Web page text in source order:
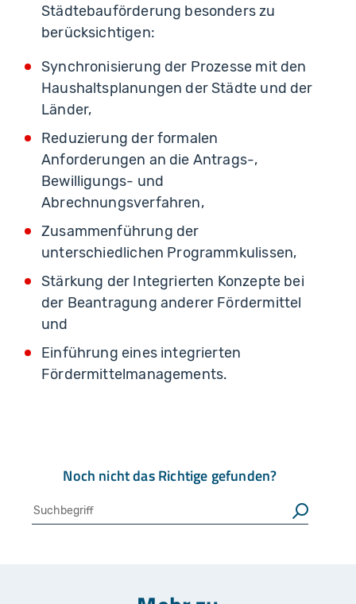
Städtebauförderung besonders zu
berücksichtigen:
Synchronisierung der Prozesse mit den
Haushaltsplanungen der Städte und der
Länder,
Reduzierung der formalen
Anforderungen an die Antrags-,
Bewilligungs- und
Abrechnungsverfahren,
Zusammenführung der
unterschiedlichen Programmkulissen,
Stärkung der Integrierten Konzepte bei
der Beantragung anderer Fördermittel
und
Einführung eines integrierten
Fördermittelmanagements.
Noch nicht das Richtige gefunden?
Suche Suchen